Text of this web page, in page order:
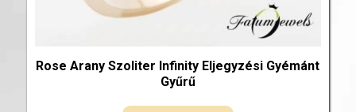
Rose Arany Szoliter Infinity Eljegyzési Gyémánt
Gyűrű